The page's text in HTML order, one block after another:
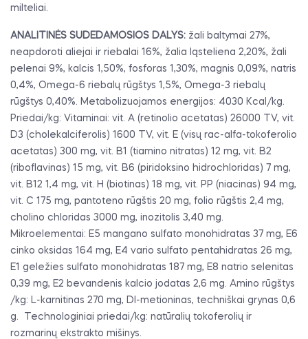
milteliai.
ANALITINĖS SUDEDAMOSIOS DALYS: žali baltymai 27%,
neapdoroti aliejai ir riebalai 16%, žalia ląsteliena 2,20%, žali
pelenai 9%, kalcis 1,50%, fosforas 1,30%, magnis 0,09%, natris
0,4%, Omega-6 riebalų rūgštys 1,5%, Omega-3 riebalų
rūgštys 0,40%. Metabolizuojamos energijos: 4030 Kcal/kg.
Priedai/kg: Vitaminai: vit. A (retinolio acetatas) 26000 TV, vit.
D3 (cholekalciferolis) 1600 TV, vit. E (visų rac-alfa-tokoferolio
acetatas) 300 mg, vit. B1 (tiamino nitratas) 12 mg, vit. B2
(riboflavinas) 15 mg, vit. B6 (piridoksino hidrochloridas) 7 mg,
vit. B12 1,4 mg, vit. H (biotinas) 18 mg, vit. PP (niacinas) 94 mg,
vit. C 175 mg, pantoteno rūgštis 20 mg, folio rūgštis 2,4 mg,
cholino chloridas 3000 mg, inozitolis 3,40 mg.
Mikroelementai: E5 mangano sulfato monohidratas 37 mg, E6
cinko oksidas 164 mg, E4 vario sulfato pentahidratas 26 mg,
E1 geležies sulfato monohidratas 187 mg, E8 natrio selenitas
0,39 mg, E2 bevandenis kalcio jodatas 2,6 mg. Amino rūgštys
/kg: L-karnitinas 270 mg, Dl-metioninas, techniškai grynas 0,6
g. Technologiniai priedai/kg: natūralių tokoferolių ir
rozmarinų ekstrakto mišinys.